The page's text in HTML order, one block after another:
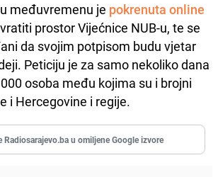
međuvremenu je pokrenuta online
prostor Vijećnice NUB-u, te se
da svojim potpisom budu vjetar
Peticiju je za samo nekoliko dana
osoba među kojima su i brojni
i Hercegovine i regije.
Radiosarajevo.ba u omiljene Google izvore